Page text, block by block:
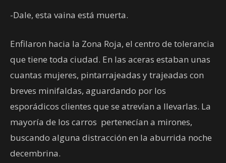
-Dale, esta vaina está muerta.
Enfilaron hacia la Zona Roja, el centro de tolerancia
que tiene toda ciudad. En las aceras estaban unas
cuantas mujeres, pintarrajeadas y trajeadas con
breves minifaldas, aguardando por los
esporádicos clientes que se atrevían a llevarlas. La
mayoría de los carros pertenecían a mirones,
buscando alguna distracción en la aburrida noche
decembrina.